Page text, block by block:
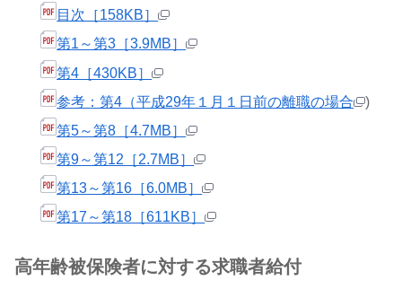
目次［158KB］
第1～第3［3.9MB］
第4［430KB］
参考：第4（平成29年１月１日前の離職の場合
)
第5～第8［4.7MB］
第9～第12［2.7MB］
第13～第16［6.0MB］
第17～第18［611KB］
高年齢被保険者に対する求職者給付